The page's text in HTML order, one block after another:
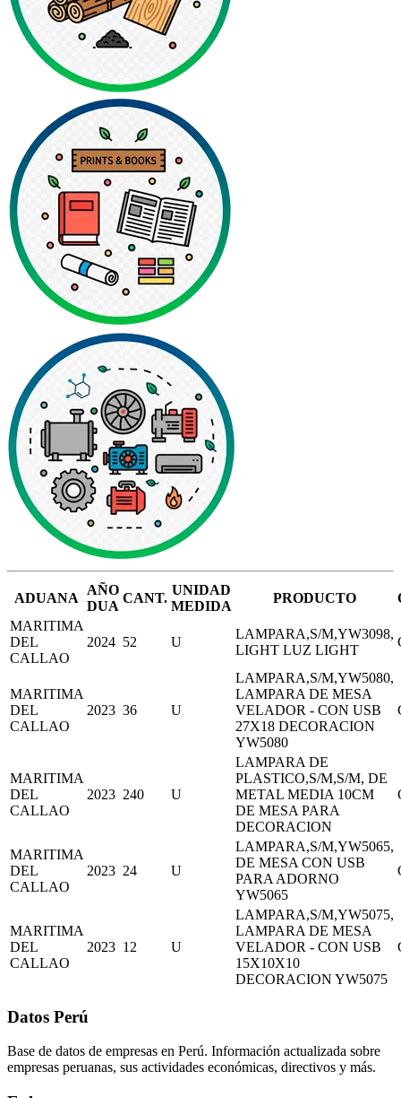
ADUANA
AÑO
DUA
CANT.
UNIDAD
MEDIDA
PRODUCTO
MARITIMA
DEL
CALLAO
2024 52 U
LAMPARA,S/M,YW3098,
LIGHT LUZ LIGHT
MARITIMA
DEL
CALLAO
2023 36 U
LAMPARA,S/M,YW5080,
LAMPARA DE MESA
VELADOR - CON USB
27X18 DECORACION
YW5080
MARITIMA
DEL
CALLAO
2023 240 U
LAMPARA DE
PLASTICO,S/M,S/M, DE
METAL MEDIA 10CM
DE MESA PARA
DECORACION
MARITIMA
DEL
CALLAO
2023 24 U
LAMPARA,S/M,YW5065,
DE MESA CON USB
PARA ADORNO
YW5065
MARITIMA
DEL
CALLAO
2023 12 U
LAMPARA,S/M,YW5075,
LAMPARA DE MESA
VELADOR - CON USB
15X10X10
DECORACION YW5075
Datos Perú
Base de datos de empresas en Perú. Información actualizada sobre
empresas peruanas, sus actividades económicas, directivos y más.